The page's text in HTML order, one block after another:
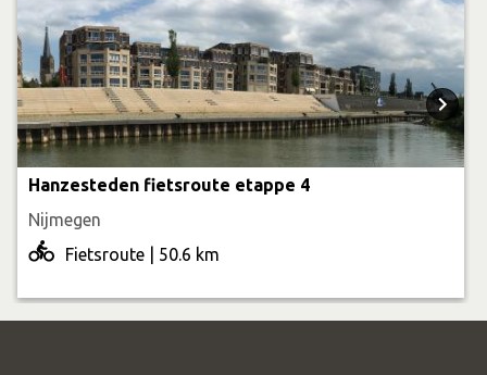
Hanzesteden fietsroute etappe 4
Nijmegen
Fietsroute | 50.6 km